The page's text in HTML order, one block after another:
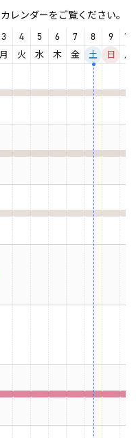
・ミュエク
月23日（水・祝）
では、大型作品《マ
（2016-2017年）など
の主要作品を中心に初
代表作から近作まで11
展示し、作品の発展の
を深く洞察します。
ニメ『薬屋のひとりご
×東京シティビュー 舞
りなす幻想の世界 ―
に響く、舞のしらべ―
年8月1日（土）～10
ベントのテーマは「夜
×「舞」。海抜250メ
ルに位置する「東京シ
ビュー」を舞台に、猫
マオマオ）や壬氏（ジ
）たちが織りなす幻想
舞の情景を、展望台な
はの特別な演出で描き
「痛みを感じた時
に流す汗」がつな
ぐもの——リー・
キット 千葉正也 to
sweat 流汗＠シュ
稀代のマルチメデ
ひんやりスイーツ特集
HILLS ICE! ICE!
2026」
年7月1日（水）～8
日（月）
イダーマン：ブランド・
年7月31日（金） 公開
～
土）
ス
朝日
ッドビューティプラザ
オフィスをお探
しの方
六本木ヒルズオフィ
ス
リアをお探しの方
・バイク・シェアサ
アサイクルのご案内
自転車シェアリング
ATM
喫煙エリア
憩エリア
護室
港区自転車シェアリング
レンダーをご覧ください。
3 4 5 6 7 8 9 10
月 火 水 木 金 土 日 月